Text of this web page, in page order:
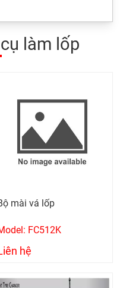
làm lốp
mài vá lốp
FC512K
hệ